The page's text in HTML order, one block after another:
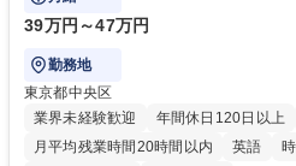
39万円～47万円
勤務地
東京都中央区
業界未経験歓迎
年間休日120日以上
月平均残業時間20時間以内
英語